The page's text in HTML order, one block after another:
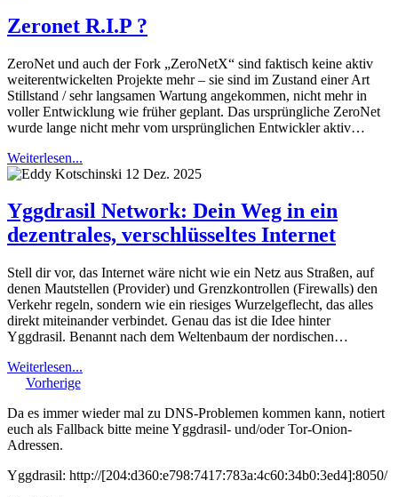
Zeronet R.I.P ?
ZeroNet und auch der Fork „ZeroNetX“ sind faktisch keine aktiv
weiterentwickelten Projekte mehr – sie sind im Zustand einer Art
Stillstand / sehr langsamen Wartung angekommen, nicht mehr in
voller Entwicklung wie früher geplant. Das ursprüngliche ZeroNet
wurde lange nicht mehr vom ursprünglichen Entwickler aktiv…
Weiterlesen...
12 Dez. 2025
Yggdrasil Network: Dein Weg in ein
dezentrales, verschlüsseltes Internet
Stell dir vor, das Internet wäre nicht wie ein Netz aus Straßen, auf
denen Mautstellen (Provider) und Grenzkontrollen (Firewalls) den
Verkehr regeln, sondern wie ein riesiges Wurzelgeflecht, das alles
direkt miteinander verbindet. Genau das ist die Idee hinter
Yggdrasil. Benannt nach dem Weltenbaum der nordischen…
Weiterlesen...
Vorherige
Da es immer wieder mal zu DNS-Problemen kommen kann, notiert
euch als Fallback bitte meine Yggdrasil- und/oder Tor-Onion-
Adressen.
Yggdrasil: http://[204:d360:e798:7417:783a:4c60:34b0:3ed4]:8050/